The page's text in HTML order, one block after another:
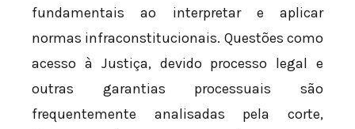
fundamentais ao interpretar e aplicar
normas infraconstitucionais. Questões como
acesso à Justiça, devido processo legal e
outras garantias processuais são
frequentemente analisadas pela corte,